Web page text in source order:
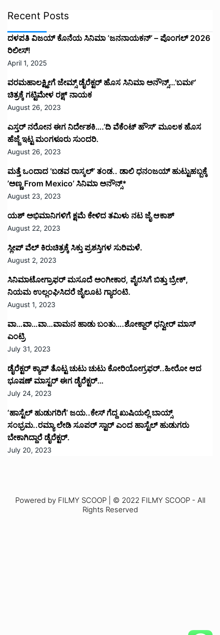
Recent Posts
ದಳಪತಿ ವಿಜಯ್‌ ಕೊನೆಯ ಸಿನಿಮಾ ‘ಜನನಾಯಕನ್’ – ಪೊಂಗಲ್ 2026
ರಿಲೀಸ್!
April 1, 2025
ವರಮಹಾಲಕ್ಷ್ಮೀಗೆ ಜೇಮ್ಸ್ ಡೈರೆಕ್ಟರ್ ಹೊಸ ಸಿನಿಮಾ ಅನೌನ್ಸ್…’ಬರ್ಮ’
ಚಿತ್ರಕ್ಕೆ ಗಟ್ಟಿಮೇಳ ರಕ್ಷ್ ನಾಯಕ
August 26, 2023
ಎಸ್ತರ್ ನರೋನ ಈಗ ನಿರ್ದೇಶಕಿ….’ದಿ ವೆಕೆಂಟ್ ಹೌಸ್‌’‌ ಮೂಲಕ ಹೊಸ
ಹೆಜ್ಜೆ ಇಟ್ಟ ಮಂಗಳೂರು ಸುಂದರಿ.
August 26, 2023
ಮತ್ತೆ ಒಂದಾದ ’ಬಡವ ರಾಸ್ಕಲ್’ ತಂಡ.. ಡಾಲಿ ಧನಂಜಯ್ ಹುಟ್ಟುಹಬ್ಬಕ್ಕೆ
’ಅಣ್ಣ From Mexico’ ಸಿನಿಮಾ ಅನೌನ್ಸ್*
August 23, 2023
ಯಶ್ ಅಭಿಮಾನಿಗಳಿಗೆ ಕ್ಷಮೆ ಕೇಳಿದ ತಮಿಳು ನಟ ಜೈ ಆಕಾಶ್
August 22, 2023
ಸ್ಲೀಪ್ ವೆಲ್ ಕಿರುಚಿತ್ರಕ್ಕೆ ಸಿಕ್ತು ಪ್ರಶಸ್ತಿಗಳ ಸುರಿಮಳೆ.
August 2, 2023
ಸಿನಿಮಾಟೋಗ್ರಾಫರ್ ಮಸೂದೆ ಅಂಗೀಕಾರ, ಪೈರಸಿಗೆ ಬಿತ್ತು ಬ್ರೇಕ್,
ನಿಯಮ ಉಲ್ಲಂಘಿಸಿದರೆ ಜೈಲೂಟ ಗ್ಯಾರಂಟಿ.
August 1, 2023
ವಾ…ವಾ…ವಾ…ವಾಮನ ಹಾಡು ಬಂತು….ಶೋಕ್ದಾರ್ ಧನ್ವೀರ್ ಮಾಸ್
ಎಂಟ್ರಿ
July 31, 2023
ಡೈರೆಕ್ಟರ್ ಕ್ಯಾಪ್ ತೊಟ್ಟ ಚುಟು ಚುಟು ಕೋರಿಯೋಗ್ರಫರ್..ಹೀರೋ ಆದ
ಭೂಷಣ್ ಮಾಸ್ಟರ್ ಈಗ ಡೈರೆಕ್ಟರ್…
July 24, 2023
‘ಹಾಸ್ಟೆಲ್ ಹುಡುಗರಿಗೆ’ ಜಯ..ಕೇಸ್ ಗೆದ್ದ ಖುಷಿಯಲ್ಲಿ ಬಾಯ್ಸ್
ಸಂಭ್ರಮ..ರಮ್ಯಾ ಲೇಡಿ ಸೂಪರ್ ಸ್ಟಾರ್ ಎಂದ ಹಾಸ್ಟೆಲ್ ಹುಡುಗರು
ಬೇಕಾಗಿದ್ದಾರೆ ಡೈರೆಕ್ಟರ್.
July 20, 2023
Powered by FILMY SCOOP | © 2022 FILMY SCOOP - All
Rights Reserved